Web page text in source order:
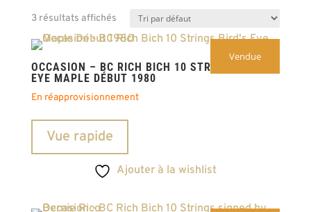
3 résultats affichés
Vendue
OCCASION – BC RICH BICH 10 STRINGS BIRD’S
EYE MAPLE DÉBUT 1980
En réapprovisionnement
Vue rapide
Ajouter à la wishlist